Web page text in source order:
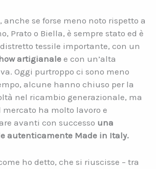
anche se forse meno noto rispetto a
Prato o Biella, è sempre stato ed è
tessile importante, con un
artigianale e con un’alta
Oggi purtroppo ci sono meno
alcune hanno chiuso per la
nel ricambio generazionale, ma
ha molto lavoro e
avanti con successo una
autenticamente Made in Italy.
ho detto, che si riuscisse – tra